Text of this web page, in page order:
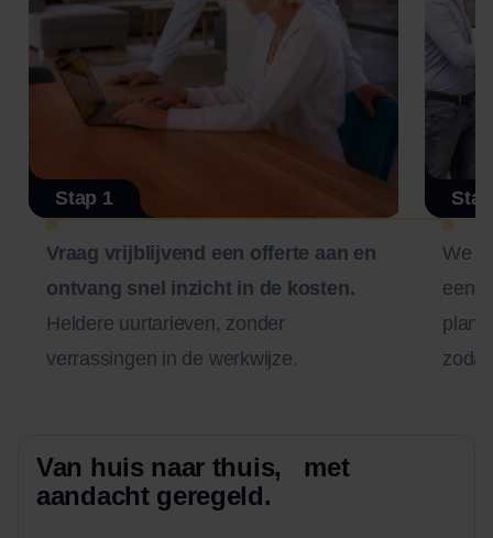
Stap 1
Vraag vrijblijvend een offerte aan en
ontvang snel inzicht in de kosten.
Heldere uurtarieven, zonder
verrassingen in de werkwijze.
We
een
Van huis naar thuis, met
aandacht geregeld.